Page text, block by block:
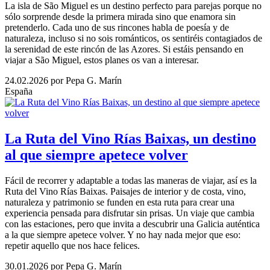
La isla de São Miguel es un destino perfecto para parejas porque no
sólo sorprende desde la primera mirada sino que enamora sin
pretenderlo. Cada uno de sus rincones habla de poesía y de
naturaleza, incluso si no sois románticos, os sentiréis contagiados de
la serenidad de este rincón de las Azores. Si estáis pensando en
viajar a São Miguel, estos planes os van a interesar.
24.02.2026 por Pepa G. Marín
España
La Ruta del Vino Rías Baixas, un destino
al que siempre apetece volver
Fácil de recorrer y adaptable a todas las maneras de viajar, así es la
Ruta del Vino Rías Baixas. Paisajes de interior y de costa, vino,
naturaleza y patrimonio se funden en esta ruta para crear una
experiencia pensada para disfrutar sin prisas. Un viaje que cambia
con las estaciones, pero que invita a descubrir una Galicia auténtica
a la que siempre apetece volver. Y no hay nada mejor que eso:
repetir aquello que nos hace felices.
30.01.2026 por Pepa G. Marín